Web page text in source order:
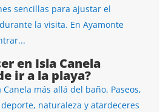
sencillas para ajustar el
la visita. En Ayamonte
en Isla Canela
ir a la playa?
Canela más allá del baño. Paseos,
naturaleza y atardeceres